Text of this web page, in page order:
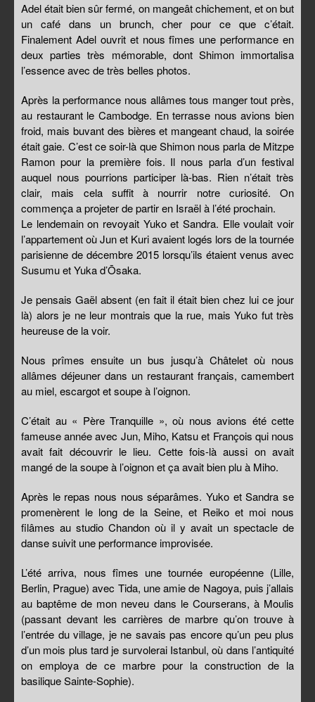
Adel était bien sûr fermé, on mangeât chichement, et on but
un café dans un brunch, cher pour ce que c’était.
Finalement Adel ouvrit et nous fîmes une performance en
deux parties très mémorable, dont Shimon immortalisa
l’essence avec de très belles photos.
Après la performance nous allâmes tous manger tout près,
au restaurant le Cambodge. En terrasse nous avions bien
froid, mais buvant des bières et mangeant chaud, la soirée
était gaie. C’est ce soir-là que Shimon nous parla de Mitzpe
Ramon pour la première fois. Il nous parla d’un festival
auquel nous pourrions participer là-bas. Rien n’était très
clair, mais cela suffit à nourrir notre curiosité. On
commença a projeter de partir en Israël à l’été prochain.
Le lendemain on revoyait Yuko et Sandra. Elle voulait voir
l’appartement où Jun et Kuri avaient logés lors de la tournée
parisienne de décembre 2015 lorsqu’ils étaient venus avec
Susumu et Yuka d’Ōsaka.
Je pensais Gaël absent (en fait il était bien chez lui ce jour
là) alors je ne leur montrais que la rue, mais Yuko fut très
heureuse de la voir.
Nous prîmes ensuite un bus jusqu’à Châtelet où nous
allâmes déjeuner dans un restaurant français, camembert
au miel, escargot et soupe à l’oignon.
C’était au « Père Tranquille », où nous avions été cette
fameuse année avec Jun, Miho, Katsu et François qui nous
avait fait découvrir le lieu. Cette fois-là aussi on avait
mangé de la soupe à l’oignon et ça avait bien plu à Miho.
Après le repas nous nous séparâmes. Yuko et Sandra se
promenèrent le long de la Seine, et Reiko et moi nous
filâmes au studio Chandon où il y avait un spectacle de
danse suivit une performance improvisée.
L’été arriva, nous fîmes une tournée européenne (Lille,
Berlin, Prague) avec Tida, une amie de Nagoya, puis j’allais
au baptême de mon neveu dans le Courserans, à Moulis
(passant devant les carrières de marbre qu’on trouve à
l’entrée du village, je ne savais pas encore qu’un peu plus
d’un mois plus tard je survolerai Istanbul, où dans l’antiquité
on employa de ce marbre pour la construction de la
basilique Sainte-Sophie).